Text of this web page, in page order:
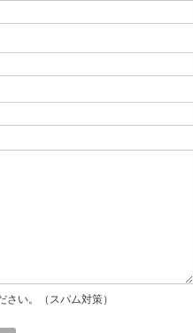
い。（スパム対策）